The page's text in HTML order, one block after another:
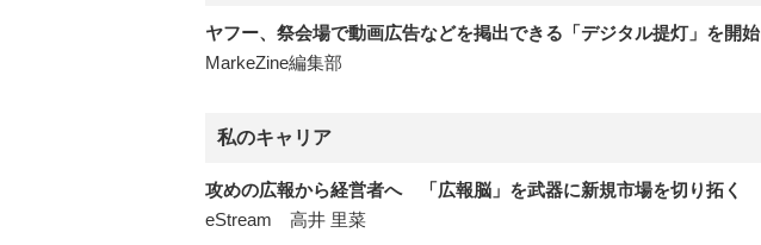
ヤフー、祭会場で動画広告などを掲出できる「デジタル提灯」を開始
MarkeZine編集部
私のキャリア
攻めの広報から経営者へ 「広報脳」を武器に新規市場を切り拓く
eStream 高井 里菜